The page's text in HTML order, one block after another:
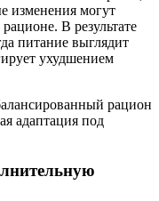
изменения могут
В результате
питание выглядит
ухудшением
рацион
адаптация под